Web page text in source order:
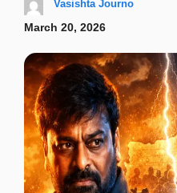
Vasishta Journo
March 20, 2026